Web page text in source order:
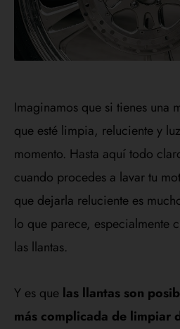
Imaginamos que si tienes una
que esté limpia, reluciente y
momento. Hasta aquí todo
cuando procedes a lavar tu
que dejarla reluciente es
lo que parece, especialmente
las llantas.
Y es que las llantas son
más complicada de limpiar